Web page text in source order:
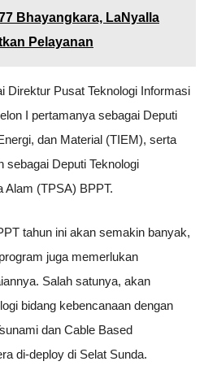
Bhayangkara, LaNyalla
Pelayanan
Direktur Pusat Teknologi Informasi
I pertamanya sebagai Deputi
dan Material (TIEM), serta
sebagai Deputi Teknologi
Alam (TPSA) BPPT.
tahun ini akan semakin banyak,
juga memerlukan
Salah satunya, akan
bidang kebencanaan dengan
dan Cable Based
di-deploy di Selat Sunda.